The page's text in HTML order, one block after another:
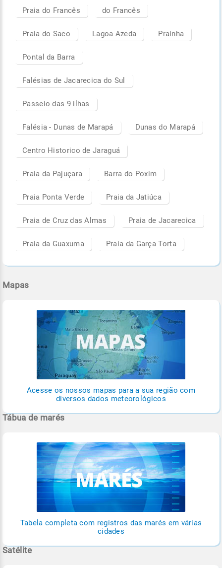
Praia do Francês do Francês
Praia do Saco Lagoa Azeda Prainha
Pontal da Barra
Falésias de Jacarecica do Sul
Passeio das 9 ilhas
Falésia - Dunas de Marapá Dunas do Marapá
Centro Historico de Jaraguá
Praia da Pajuçara Barra do Poxim
Praia Ponta Verde Praia da Jatiúca
Praia de Cruz das Almas Praia de Jacarecica
Praia da Guaxuma Praia da Garça Torta
Mapas
Acesse os nossos mapas para a sua região com
diversos dados meteorológicos
Tábua de marés
Tabela completa com registros das marés em várias
cidades
Satélite